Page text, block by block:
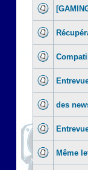
des
Même